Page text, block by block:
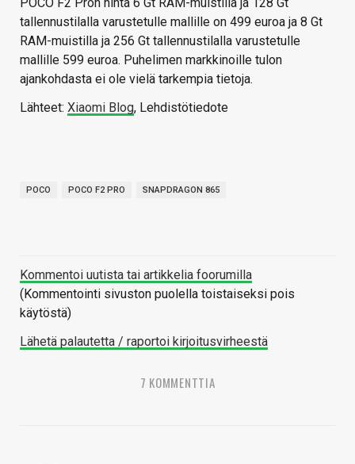
tallennustilalla varustetulle mallille on 499 euroa ja 8 Gt
RAM-muistilla ja 256 Gt tallennustilalla varustetulle
mallille 599 euroa. Puhelimen markkinoille tulon
ajankohdasta ei ole vielä tarkempia tietoja.
Lähteet: Xiaomi Blog, Lehdistötiedote
POCO POCO F2 PRO SNAPDRAGON 865
Kommentoi uutista tai artikkelia foorumilla
(Kommentointi sivuston puolella toistaiseksi pois
käytöstä)
Lähetä palautetta / raportoi kirjoitusvirheestä
7 KOMMENTTIA